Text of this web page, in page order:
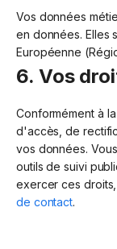
Vos données
en données. Elles
Européenne
6. Vos
Conformément à
d'accès, de
vos données.
outils de suivi
exercer ces
de contact.